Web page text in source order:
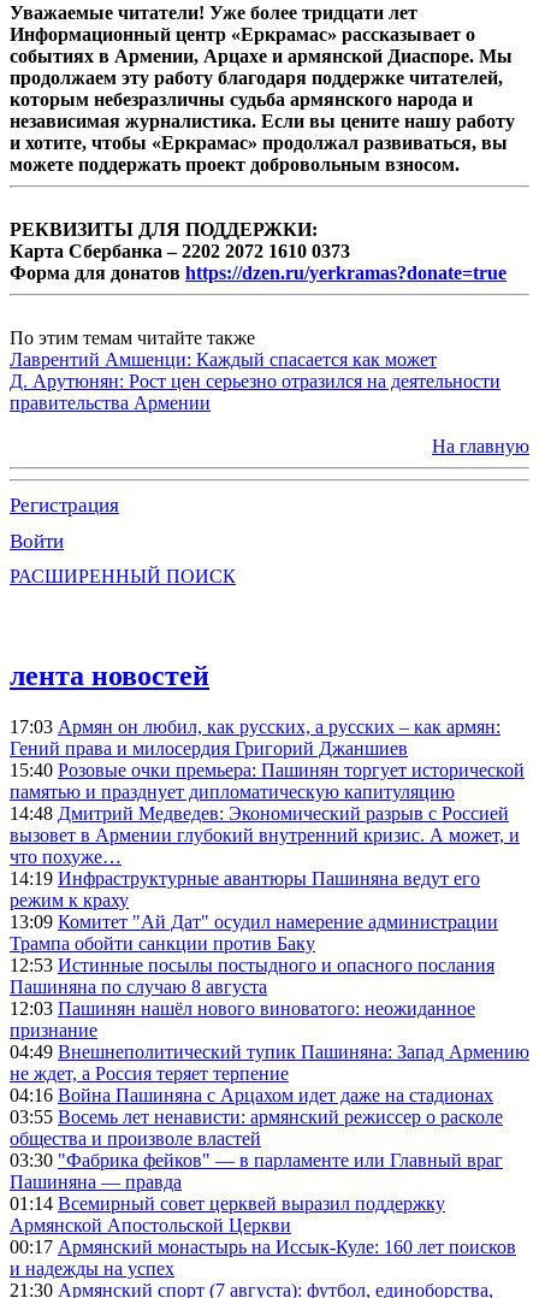
Уважаемые читатели! Уже более тридцати лет
Информационный центр «Еркрамас» рассказывает о
событиях в Армении, Арцахе и армянской Диаспоре. Мы
продолжаем эту работу благодаря поддержке читателей,
которым небезразличны судьба армянского народа и
независимая журналистика. Если вы цените нашу работу
и хотите, чтобы «Еркрамас» продолжал развиваться, вы
можете поддержать проект добровольным взносом.
РЕКВИЗИТЫ ДЛЯ ПОДДЕРЖКИ:
Карта Сбербанка – 2202 2072 1610 0373
Форма для донатов https://dzen.ru/yerkramas?donate=true
По этим темам читайте также
Лаврентий Амшенци: Каждый спасается как может
Д. Арутюнян: Рост цен серьезно отразился на деятельности
правительства Армении
На главную
Регистрация
Войти
РАСШИРЕННЫЙ ПОИСК
лента новостей
17:03 Армян он любил, как русских, а русских – как армян:
Гений права и милосердия Григорий Джаншиев
15:40 Розовые очки премьера: Пашинян торгует исторической
памятью и празднует дипломатическую капитуляцию
14:48 Дмитрий Медведев: Экономический разрыв с Россией
вызовет в Армении глубокий внутренний кризис. А может, и
что похуже…
14:19 Инфраструктурные авантюры Пашиняна ведут его
режим к краху
13:09 Комитет "Ай Дат" осудил намерение администрации
Трампа обойти санкции против Баку
12:53 Истинные посылы постыдного и опасного послания
Пашиняна по случаю 8 августа
12:03 Пашинян нашёл нового виноватого: неожиданное
признание
04:49 Внешнеполитический тупик Пашиняна: Запад Армению
не ждет, а Россия теряет терпение
04:16 Война Пашиняна с Арцахом идет даже на стадионах
03:55 Восемь лет ненависти: армянский режиссер о расколе
общества и произволе властей
03:30 "Фабрика фейков" — в парламенте или Главный враг
Пашиняна — правда
01:14 Всемирный совет церквей выразил поддержку
Армянской Апостольской Церкви
00:17 Армянский монастырь на Иссык-Куле: 160 лет поисков
и надежды на успех
21:30 Армянский спорт (7 августа): футбол, единоборства,